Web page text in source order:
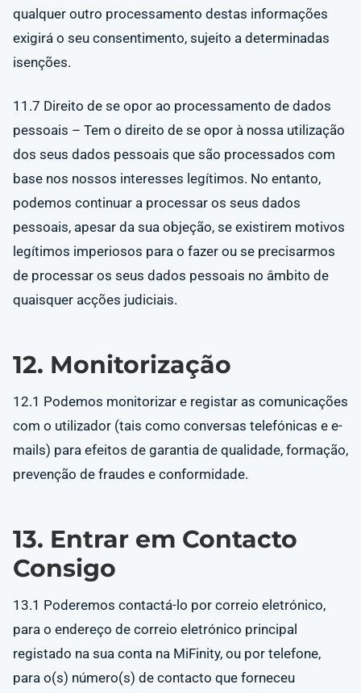
qualquer outro processamento destas informações
exigirá o seu consentimento, sujeito a determinadas
isenções.
11.7 Direito de se opor ao processamento de dados
pessoais – Tem o direito de se opor à nossa utilização
dos seus dados pessoais que são processados com
base nos nossos interesses legítimos. No entanto,
podemos continuar a processar os seus dados
pessoais, apesar da sua objeção, se existirem motivos
legítimos imperiosos para o fazer ou se precisarmos
de processar os seus dados pessoais no âmbito de
quaisquer acções judiciais.
12. Monitorização
12.1 Podemos monitorizar e registar as comunicações
com o utilizador (tais como conversas telefónicas e e-
mails) para efeitos de garantia de qualidade, formação,
prevenção de fraudes e conformidade.
13. Entrar em Contacto
Consigo
13.1 Poderemos contactá-lo por correio eletrónico,
para o endereço de correio eletrónico principal
registado na sua conta na MiFinity, ou por telefone,
para o(s) número(s) de contacto que forneceu